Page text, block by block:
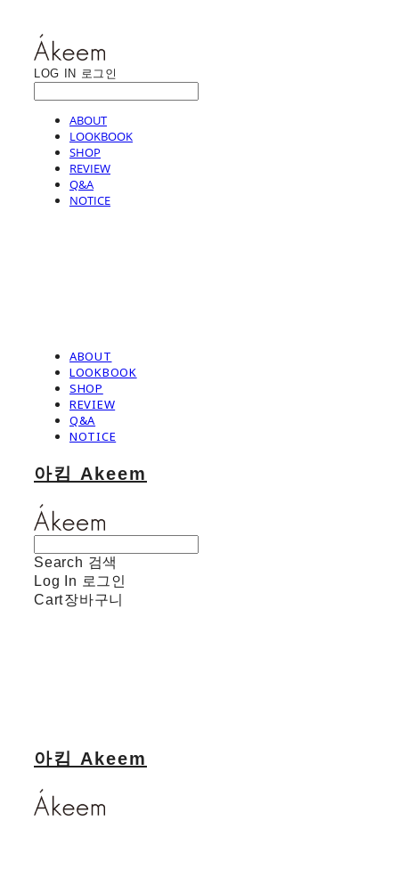
LOG IN 로그인
ABOUT
LOOKBOOK
SHOP
REVIEW
Q&A
NOTICE
ABOUT
LOOKBOOK
SHOP
REVIEW
Q&A
NOTICE
아킴 Akeem
Search 검색
Log In 로그인
Cart장바구니
아킴 Akeem